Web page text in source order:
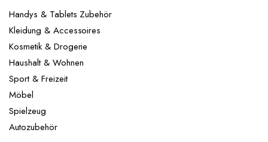
Handys & Tablets Zubehör
Kleidung & Accessoires
Kosmetik & Drogerie
Haushalt & Wohnen
Sport & Freizeit
Möbel
Spielzeug
Autozubehör